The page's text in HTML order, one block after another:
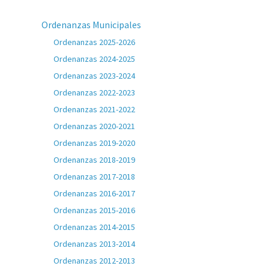
Ordenanzas Municipales
Ordenanzas 2025-2026
Ordenanzas 2024-2025
Ordenanzas 2023-2024
Ordenanzas 2022-2023
Ordenanzas 2021-2022
Ordenanzas 2020-2021
Ordenanzas 2019-2020
Ordenanzas 2018-2019
Ordenanzas 2017-2018
Ordenanzas 2016-2017
Ordenanzas 2015-2016
Ordenanzas 2014-2015
Ordenanzas 2013-2014
Ordenanzas 2012-2013